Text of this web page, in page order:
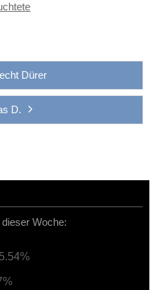
Dürer
D.
Woche: